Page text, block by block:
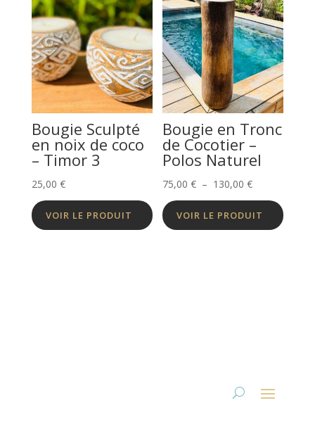
130,00 €
Bougie Sculpté
en noix de coco
– Timor 3
25,00 €
VOIR LE PRODUIT
Bougie en Tronc
de Cocotier –
Polos Naturel
75,00€ – 130,00€Plage
de
prix :
VOIR LE PRODUIT